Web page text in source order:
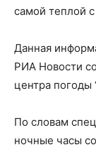
самой теплой
Данная
РИА Новости
центра погоды
По словам
ночные часы